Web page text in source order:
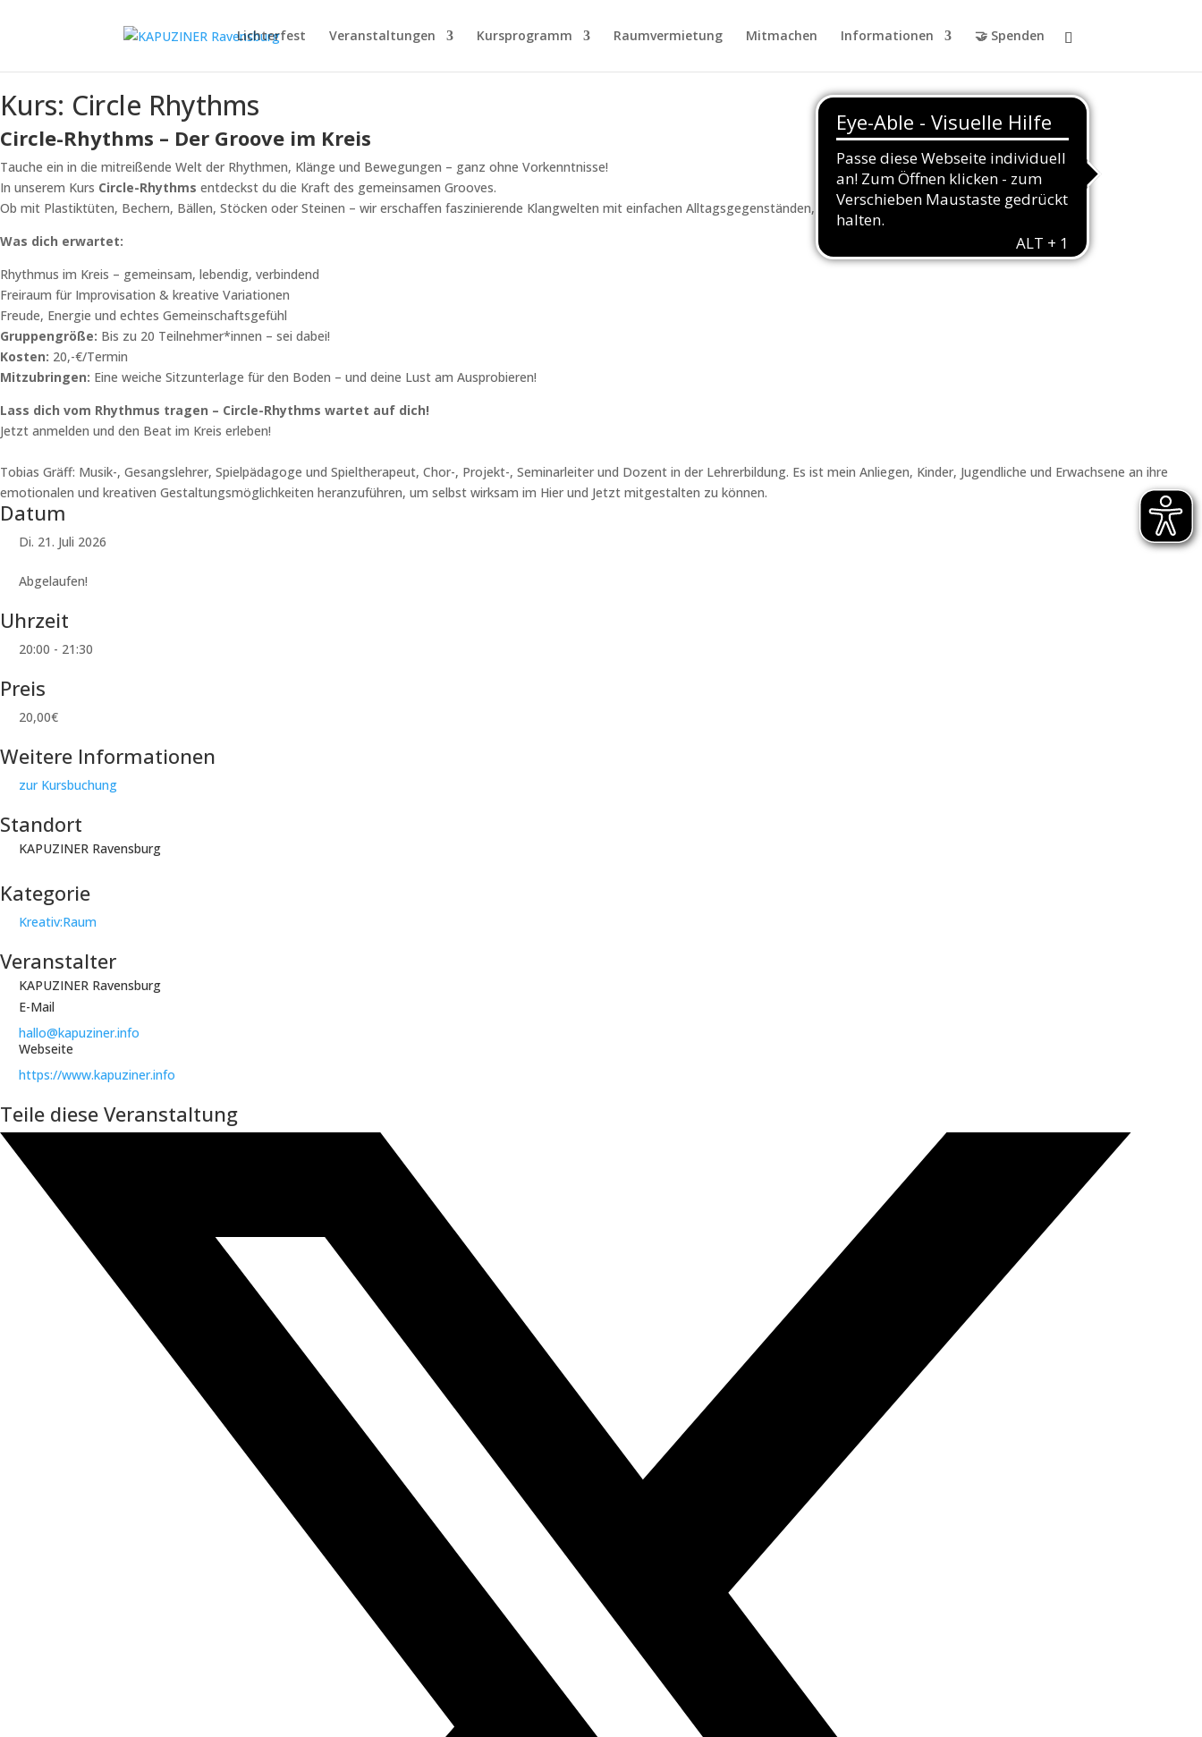
Lichterfest Veranstaltungen Kursprogramm Raumvermietung Mitmachen Informationen 🤝 Spenden
Kurs: Circle Rhythms
Circle-Rhythms – Der Groove im Kreis
Tauche ein in die mitreißende Welt der Rhythmen, Klänge und Bewegungen – ganz ohne Vorkenntnisse!
In unserem Kurs Circle-Rhythms entdeckst du die Kraft des gemeinsamen Grooves.
Ob mit Plastiktüten, Bechern, Bällen, Stöcken oder Steinen – wir erschaffen faszinierende Klangwelten mit einfachen Alltagsgegenständen, unserer Stimme und Bodypercussion.
Was dich erwartet:
Rhythmus im Kreis – gemeinsam, lebendig, verbindend
Freiraum für Improvisation & kreative Variationen
Freude, Energie und echtes Gemeinschaftsgefühl
Gruppengröße: Bis zu 20 Teilnehmer*innen – sei dabei!
Kosten: 20,-€/Termin
Mitzubringen: Eine weiche Sitzunterlage für den Boden – und deine Lust am Ausprobieren!
Lass dich vom Rhythmus tragen – Circle-Rhythms wartet auf dich!
Jetzt anmelden und den Beat im Kreis erleben!
Tobias Gräff: Musik-, Gesangslehrer, Spielpädagoge und Spieltherapeut, Chor-, Projekt-, Seminarleiter und Dozent in der Lehrerbildung. Es ist mein Anliegen, Kinder, Jugendliche und Erwachsene an ihre
emotionalen und kreativen Gestaltungsmöglichkeiten heranzuführen, um selbst wirksam im Hier und Jetzt mitgestalten zu können.
Datum
Di. 21. Juli 2026
Abgelaufen!
Uhrzeit
20:00 - 21:30
Preis
20,00€
Weitere Informationen
zur Kursbuchung
Standort
KAPUZINER Ravensburg
Kategorie
Kreativ:Raum
Veranstalter
KAPUZINER Ravensburg
E-Mail
hallo@kapuziner.info
Webseite
https://www.kapuziner.info
Teile diese Veranstaltung